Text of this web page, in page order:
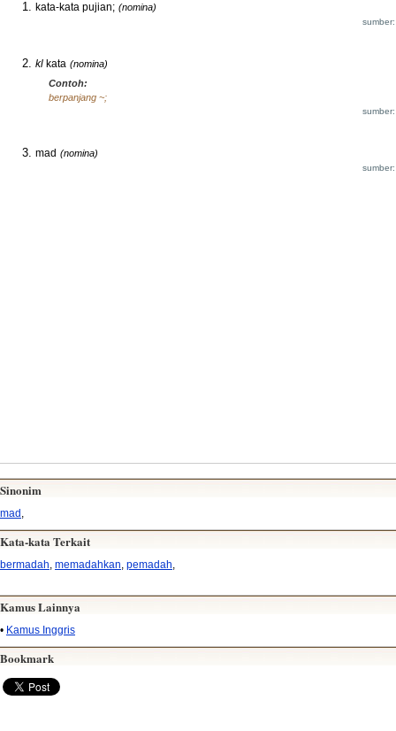
kata-kata pujian; (nomina)
kl kata (nomina)
Contoh:
berpanjang ~;
mad (nomina)
Sinonim
mad
Kata-kata Terkait
bermadah, memadahkan, pemadah,
Kamus Lainnya
• Kamus Inggris
Bookmark